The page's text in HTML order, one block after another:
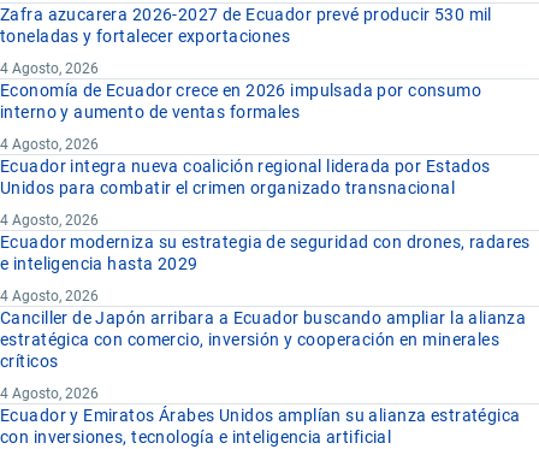
Zafra azucarera 2026-2027 de Ecuador prevé producir 530 mil
toneladas y fortalecer exportaciones
4 Agosto, 2026
Economía de Ecuador crece en 2026 impulsada por consumo
interno y aumento de ventas formales
4 Agosto, 2026
Ecuador integra nueva coalición regional liderada por Estados
Unidos para combatir el crimen organizado transnacional
4 Agosto, 2026
Ecuador moderniza su estrategia de seguridad con drones, radares
e inteligencia hasta 2029
4 Agosto, 2026
Canciller de Japón arribara a Ecuador buscando ampliar la alianza
estratégica con comercio, inversión y cooperación en minerales
críticos
4 Agosto, 2026
Ecuador y Emiratos Árabes Unidos amplían su alianza estratégica
con inversiones, tecnología e inteligencia artificial